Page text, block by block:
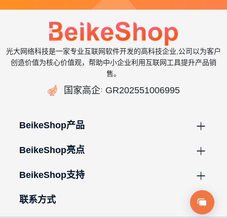
光大网络科技是一家专业互联网软件开发的高科技企业,公司以为客户
创造价值为核心价值观，帮助中小企业利用互联网工具提升产品销
售。
 国家高企： GR202551006995
BeikeShop产品
BeikeShop亮点
BeikeShop支持
联系方式